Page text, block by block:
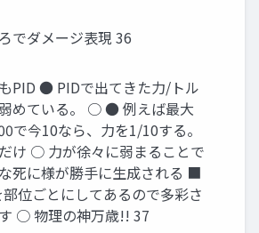
でダメージ表現 36
PID ● PIDで出てきた力/トル
めている。 ○ ● 例えば最大
で今10なら、力を1/10する。
け ○ 力が徐々に弱まることで
死に様が勝手に生成される ■
部位ごとにしてあるので多彩さ
○ 物理の神万歳!! 37